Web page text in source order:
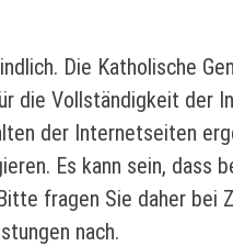
Die Katholische
Vollständigkeit der
der Internetseiten
Es kann sein,
fragen Sie daher bei
nach.